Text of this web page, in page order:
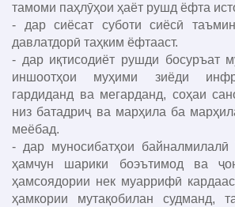
тамоми паҳлӯҳои ҳаёт рушд ёфта
- дар сиёсат суботи сиёсӣ
давлатдорӣ таҳким ёфтааст.
- дар иқтисодиёт рушди босуръат
иншоотҳои муҳими зиёди
гардиданд ва мегарданд, соҳаи
низ батадриҷ ва марҳила ба
меёбад.
- дар муносибатҳои байналмилалӣ
ҳамчун шарики боэътимод ва
ҳамсоядории нек муаррифӣ
ҳамкории мутақобилан судманд,